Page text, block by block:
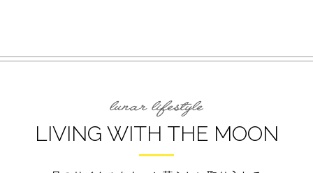
LIVING WITH THE MOON